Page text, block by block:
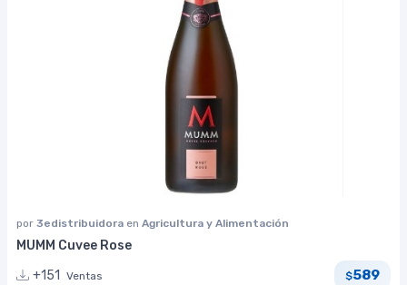
por 3edistribuidora en Agricultura y Alimentación
MUMM Cuvee Rose
+151
Ventas $589